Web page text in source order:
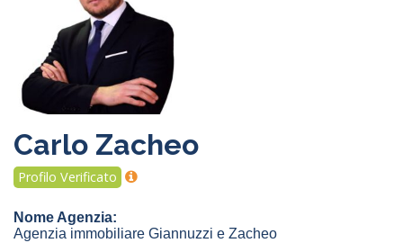
Carlo Zacheo
Profilo Verificato
Nome Agenzia:
Agenzia immobiliare Giannuzzi e Zacheo